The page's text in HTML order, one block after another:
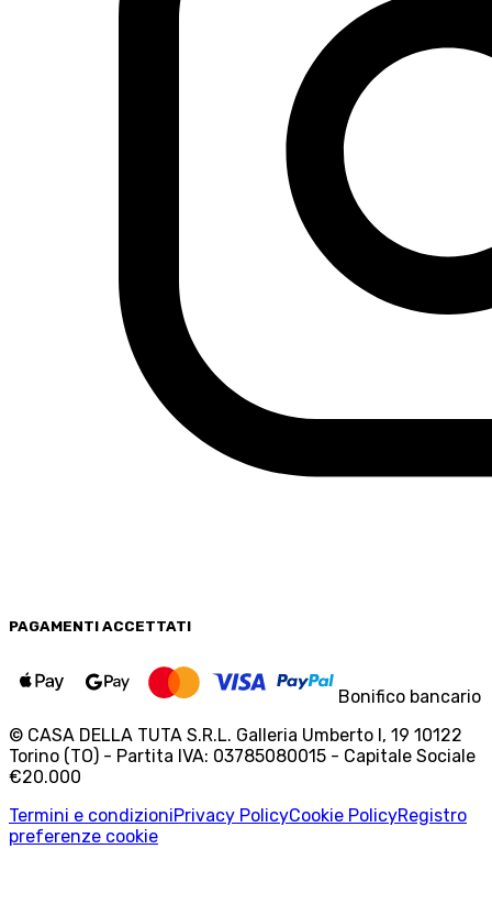
PAGAMENTI ACCETTATI
Bonifico bancario
© CASA DELLA TUTA S.R.L. Galleria Umberto I, 19 10122
Torino (TO) - Partita IVA: 03785080015 - Capitale Sociale
€20.000
Termini e condizioniPrivacy PolicyCookie PolicyRegistro
preferenze cookie